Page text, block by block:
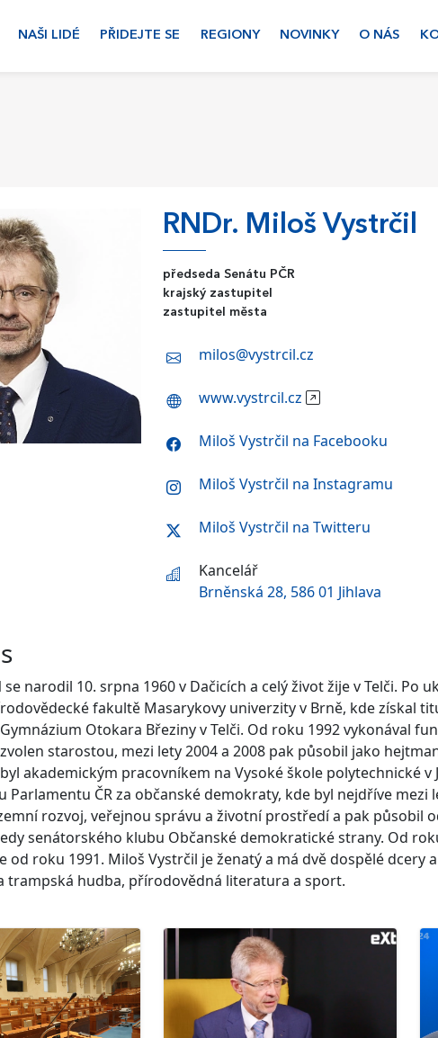
NAŠI LIDÉ PŘIDEJTE SE REGIONY NOVINKY O NÁS
RNDr. Miloš Vystrčil
předseda Senátu PČR
krajský zastupitel
zastupitel města
milos@vystrcil.cz
www.vystrcil.cz
Miloš Vystrčil na Facebooku
Miloš Vystrčil na Instagramu
Miloš Vystrčil na Twitteru
Kancelář
Brněnská 28, 586 01 Jihlava
se narodil 10. srpna 1960 v Dačicích a celý život žije v Telči. Po
fakultě Masarykovy univerzity v Brně, kde získal
Otokara Březiny v Telči. Od roku 1992 vykonával
starostou, mezi lety 2004 a 2008 pak působil jako
akademickým pracovníkem na Vysoké škole polytechnické v
Parlamentu ČR za občanské demokraty, kde byl nejdříve mezi
rozvoj, veřejnou správu a životní prostředí a pak působil
senátorského klubu Občanské demokratické strany. Od
od roku 1991. Miloš Vystrčil je ženatý a má dvě dospělé dcery
trampská hudba, přírodovědná literatura a sport.